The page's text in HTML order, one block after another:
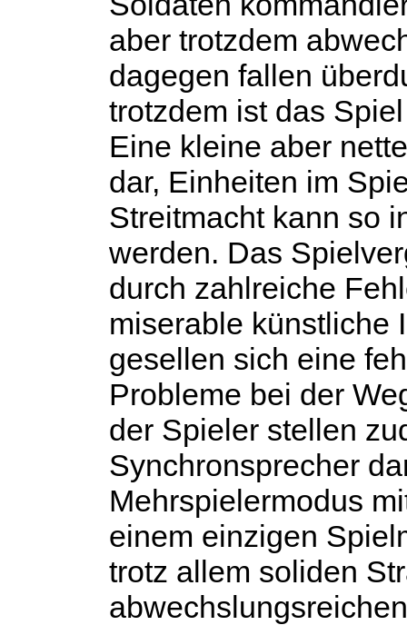
aber trotzdem
dagegen fallen
trotzdem ist das
Eine kleine aber
dar, Einheiten im
Streitmacht kann so
werden. Das
durch zahlreiche
miserable künstliche
gesellen sich eine
Probleme bei der
der Spieler stellen
Synchronsprecher
Mehrspielermodus
einem einzigen
trotz allem soliden